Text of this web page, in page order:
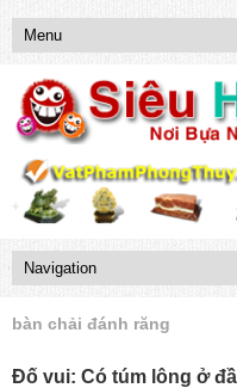
bàn chải đánh răng
Đố vui: Có túm lông ở